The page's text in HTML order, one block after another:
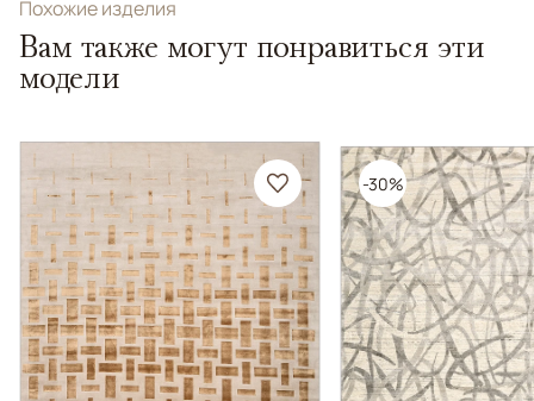
Похожие изделия
Вам также могут понравиться эти
модели
-30%